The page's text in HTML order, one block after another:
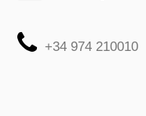
+34 974 210010